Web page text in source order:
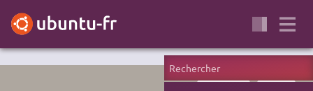
INSTALLATION TUTORIEL